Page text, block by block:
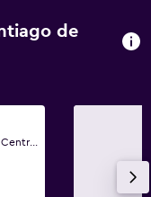
de
Andador Madero 69 Col. Centro, Santiago de Querétaro, Queretaro de Arteaga